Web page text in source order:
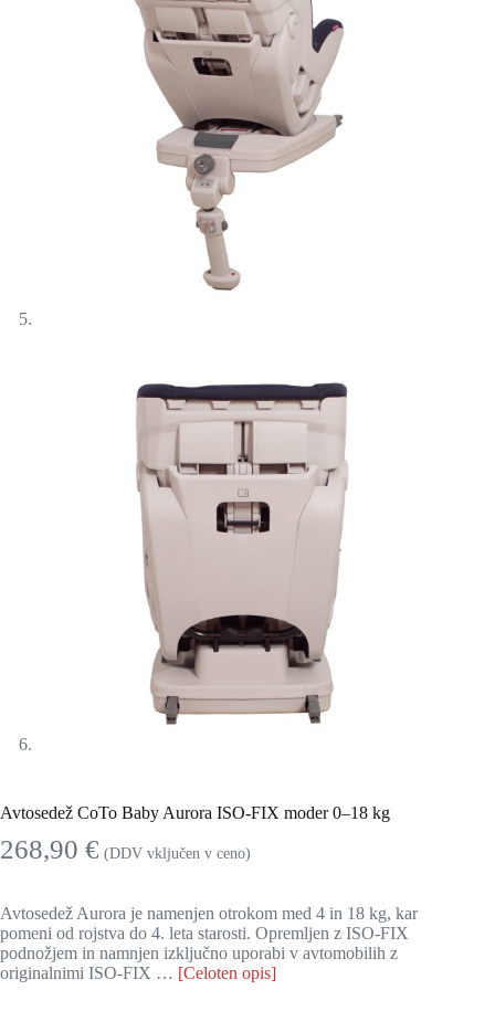
Avtosedež CoTo Baby Aurora ISO-FIX moder 0–18 kg
268,90 € (DDV vključen v ceno)
Avtosedež Aurora je namenjen otrokom med 4 in 18 kg, kar
pomeni od rojstva do 4. leta starosti. Opremljen z ISO-FIX
podnožjem in namnjen izključno uporabi v avtomobilih z
originalnimi ISO-FIX … [Celoten opis]